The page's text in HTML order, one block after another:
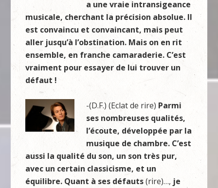
a une vraie intransigeance
musicale, cherchant la précision absolue. Il
est convaincu et convaincant, mais peut
aller jusqu’à l’obstination. Mais on en rit
ensemble, en franche camaraderie. C’est
vraiment pour essayer de lui trouver un
défaut !
-(D.F.) (Eclat de rire) Parmi
ses nombreuses qualités,
l’écoute, développée par la
musique de chambre. C’est
aussi la qualité du son, un son très pur,
avec un certain classicisme, et un
équilibre. Quant à ses défauts(rire)…, je